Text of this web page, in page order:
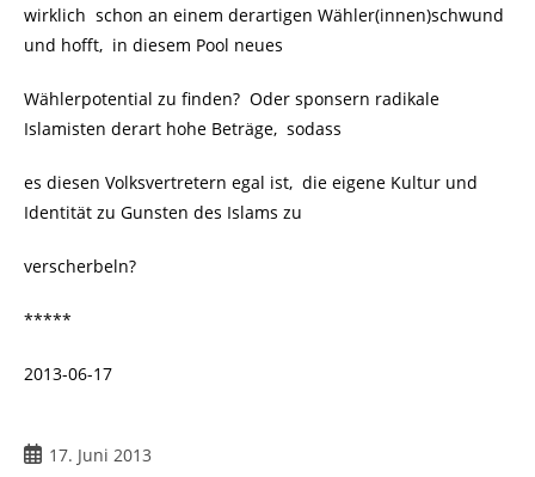
wirklich schon an einem derartigen Wähler(innen)schwund
und hofft, in diesem Pool neues
Wählerpotential zu finden? Oder sponsern radikale
Islamisten derart hohe Beträge, sodass
es diesen Volksvertretern egal ist, die eigene Kultur und
Identität zu Gunsten des Islams zu
verscherbeln?
*****
2013-06-17
Beitrag17. Juni 2013